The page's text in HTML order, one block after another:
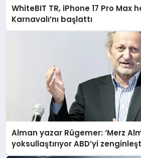
WhiteBIT TR, iPhone 17 Pro Max
Karnavalı’nı başlattı
Alman yazar Rügemer: ‘Merz Almanya’yı
yoksullaştırıyor ABD’yi